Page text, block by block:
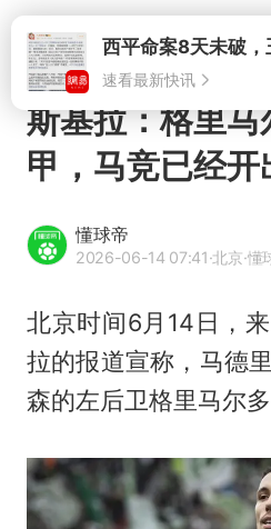
速看最新快讯
斯基拉：格里
甲，马竞已经开
懂球帝
2026-06-14 07:41·北京·懂
北京时间6月14日，
拉的报道宣称，马德
森的左后卫格里马尔多